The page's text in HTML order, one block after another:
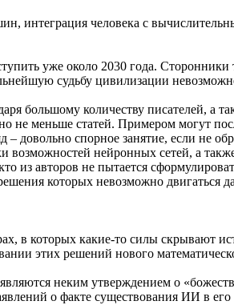
интеграция человека с
уже около 2030 года.
судьбу цивилизации
большому количеству писателей, а
не меньше статей. Примером могут
довольно спорное занятие, если не
возможностей нейронных сетей, а
из авторов не пытается
которых невозможно двигаться
в которых какие-то силы скрывают
этих решений нового
неким утверждением о
о факте существования ИИ в